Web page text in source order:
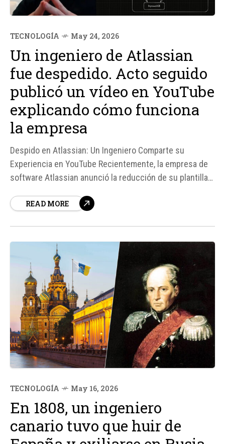
TECNOLOGÍA May 24, 2026
Un ingeniero de Atlassian
fue despedido. Acto seguido
publicó un vídeo en YouTube
explicando cómo funciona
la empresa
Despido en Atlassian: Un Ingeniero Comparte su
Experiencia en YouTube Recientemente, la empresa de
software Atlassian anunció la reducción de su plantilla
empleados. Entre ellos se encontraba Vasilios Syrakis,
READ MORE
TECNOLOGÍA May 16, 2026
En 1808, un ingeniero
canario tuvo que huir de